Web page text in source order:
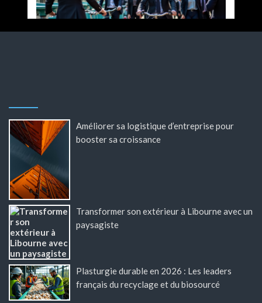
Améliorer sa logistique d’entreprise pour
booster sa croissance
Transformer son extérieur à Libourne avec un
paysagiste
Plasturgie durable en 2026 : Les leaders
français du recyclage et du biosourcé